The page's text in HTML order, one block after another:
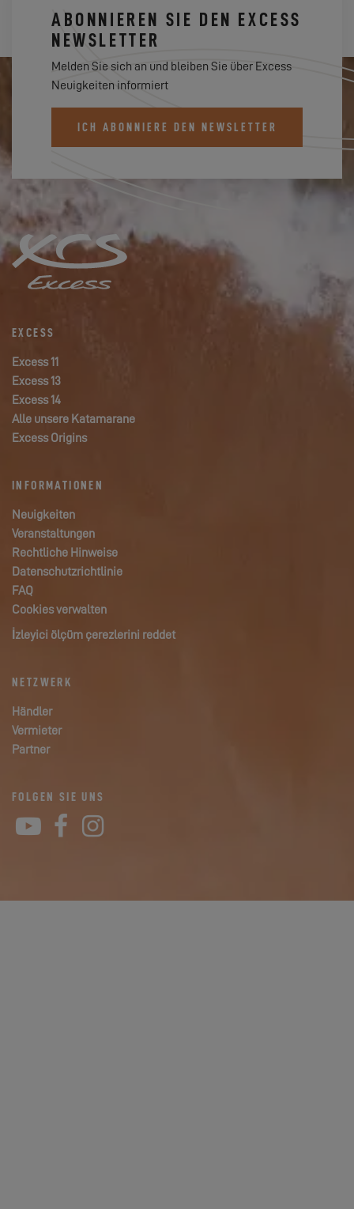
ABONNIEREN SIE DEN EXCESS
NEWSLETTER
Melden Sie sich an und bleiben Sie über Excess
Neuigkeiten informiert
ICH ABONNIERE DEN NEWSLETTER
EXCESS
Excess 11
Excess 13
Excess 14
Alle unsere Katamarane
Excess Origins
INFORMATIONEN
Neuigkeiten
Veranstaltungen
Rechtliche Hinweise
Datenschutzrichtlinie
FAQ
Cookies verwalten
İzleyici ölçüm çerezlerini reddet
NETZWERK
Händler
Vermieter
Partner
FOLGEN SIE UNS
YouTube
Facebook
Instagram